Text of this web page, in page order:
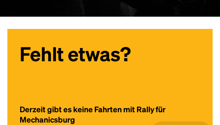
Fehlt etwas?
Derzeit gibt es keine Fahrten mit Rally für
Mechanicsburg